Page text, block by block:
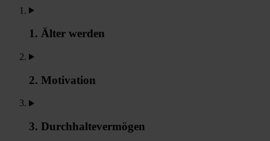
1. Älter werden
2. Motivation
3. Durchhaltevermögen